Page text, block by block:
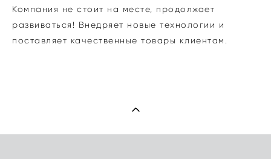
Компания не стоит на месте, продолжает
развиваться! Внедряет новые технологии и
поставляет качественные товары клиентам.